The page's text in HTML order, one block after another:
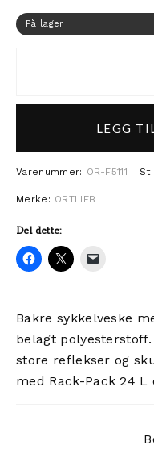
Bakre sykkelveske
belagt
store reflekser og
med Rack-Pack 24 L
På lager
LEGG
Varenummer: OR-F5111
Merke: ORTLIEB
Del dette: